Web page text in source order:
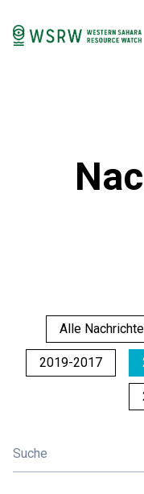
Alle
2019-2017